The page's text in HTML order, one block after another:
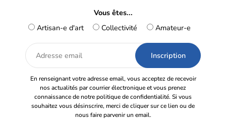
Vous êtes...
Artisan-e d'art
Collectivité Amateur-e
Adresse
email
En renseignant votre adresse email, vous acceptez de recevoir
nos actualités par courrier électronique et vous prenez
connaissance de notre politique de confidentialité. Si vous
souhaitez vous désinscrire, merci de cliquer sur ce lien ou de
nous faire parvenir un email.